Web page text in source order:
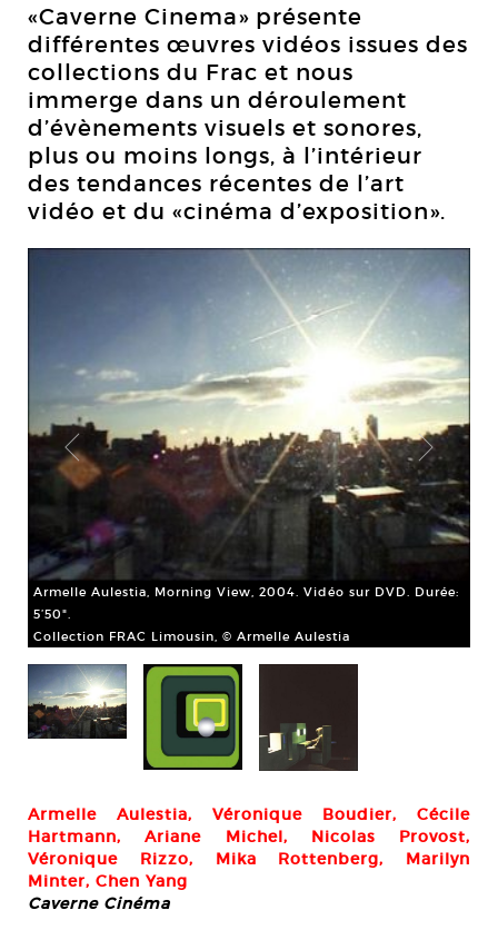
«Caverne Cinema» présente
différentes œuvres vidéos issues des
collections du Frac et nous
immerge dans un déroulement
d’évènements visuels et sonores,
plus ou moins longs, à l’intérieur
des tendances récentes de l’art
vidéo et du «cinéma d’exposition».
Armelle Aulestia, Morning View, 2004. Vidéo sur DVD. Durée:
5’50".
Collection FRAC Limousin, © Armelle Aulestia
Armelle Aulestia, Véronique Boudier, Cécile
Hartmann, Ariane Michel, Nicolas Provost,
Véronique Rizzo, Mika Rottenberg, Marilyn
Minter, Chen Yang
Caverne Cinéma